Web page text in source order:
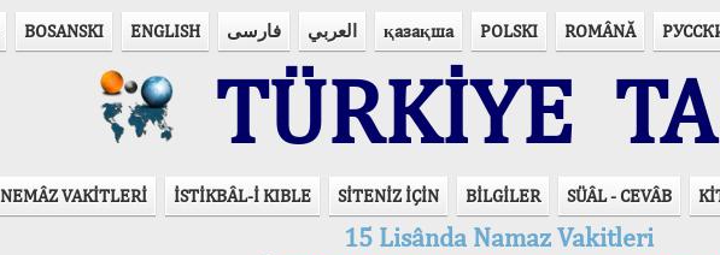
BOSANSKI ENGLISH فارسی العربي қазақша POLSKI ROMÂNĂ
TÜRKİYE
NEMÂZ VAKİTLERİ İSTİKBÂL-İ KIBLE SİTENİZ İÇİN BİLGİLER SÜÂL - CEVÂB
15 Lisânda Namaz Vakitleri